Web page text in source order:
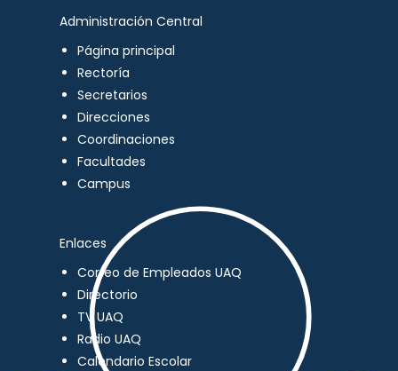
Administración Central
Página principal
Rectoría
Secretarios
Direcciones
Coordinaciones
Facultades
Campus
Enlaces
Correo de Empleados UAQ
Directorio
TV UAQ
Radio UAQ
Calendario Escolar